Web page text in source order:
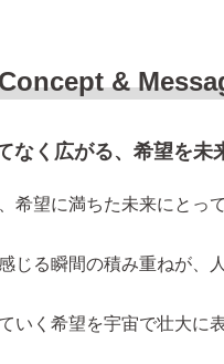
&
なく広がる、希望を未
希望に満ちた未来にとっ
じる瞬間の積み重ねが、
いく希望を宇宙で壮大に